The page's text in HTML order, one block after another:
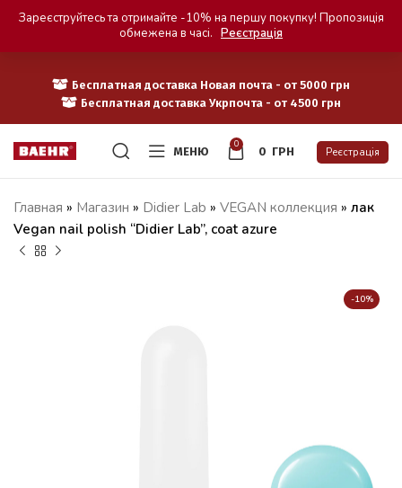
Бесплатная доставка Новая почта - от 5000 грн
Бесплатная доставка Укрпочта - от 4500 грн
МЕНЮ
0
0 ГРН Реєстрація
Главная » Магазин » Didier Lab » VEGAN коллекция » лак
Vegan nail polish “Didier Lab”, coat azure
-10%
Зареєструйтесь та отримайте -10% на першу покупку! Пропозиція
обмежена в часі. Реєстрація